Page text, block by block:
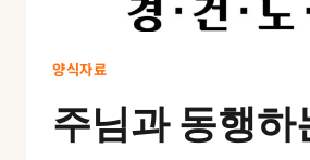
양식자료
주님과 동행하